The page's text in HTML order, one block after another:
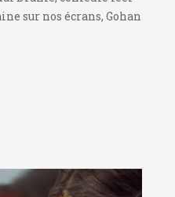
sur nos écrans, Gohan